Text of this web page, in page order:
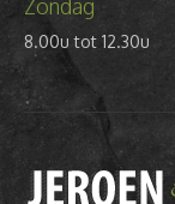
Zondag
8.00u tot 12.30u